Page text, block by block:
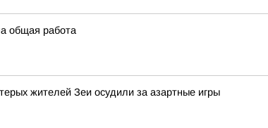
общая работа
жителей Зеи осудили за азартные игры